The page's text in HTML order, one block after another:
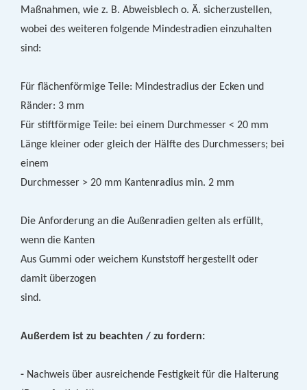
Maßnahmen, wie z. B. Abweisblech o. Ä. sicherzustellen,
wobei des weiteren folgende Mindestradien einzuhalten
sind:
Für flächenförmige Teile: Mindestradius der Ecken und
Ränder: 3 mm
Für stiftförmige Teile: bei einem Durchmesser < 20 mm
Länge kleiner oder gleich der Hälfte des Durchmessers; bei
einem
Durchmesser > 20 mm Kantenradius min. 2 mm
Die Anforderung an die Außenradien gelten als erfüllt,
wenn die Kanten
Aus Gummi oder weichem Kunststoff hergestellt oder
damit überzogen
sind.
Außerdem ist zu beachten / zu fordern:
- Nachweis über ausreichende Festigkeit für die Halterung